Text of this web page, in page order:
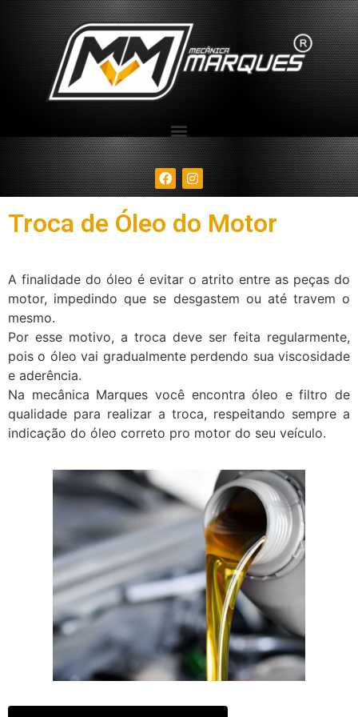
Troca de Óleo do Motor
A finalidade do óleo é evitar o atrito entre as peças do
motor, impedindo que se desgastem ou até travem o
mesmo.
Por esse motivo, a troca deve ser feita regularmente,
pois o óleo vai gradualmente perdendo sua viscosidade
e aderência.
Na mecânica Marques você encontra óleo e filtro de
qualidade para realizar a troca, respeitando sempre a
indicação do óleo correto pro motor do seu veículo.